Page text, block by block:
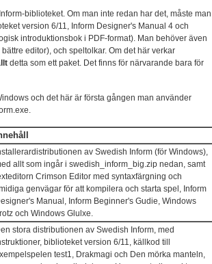
biblioteket. Om man inte redan har det, måste man
version 6/11, Inform Designer's Manual 4 och
introduktionsbok i PDF-format). Man behöver även
editor), och speltolkar. Om det här verkar
detta som ett paket. Det finns för närvarande bara för
och det här är första gången man använder
av Swedish Inform (för Windows),
allt som ingår i swedish_inform_big.zip nedan, samt
Crimson Editor med syntaxfärgning och
genvägar för att kompilera och starta spel, Inform
Manual, Inform Beginner's Gudie, Windows
och Windows Glulxe.
stora distributionen av Swedish Inform, med
biblioteket version 6/11, källkod till
test1, Drakmagi och Den mörka manteln,